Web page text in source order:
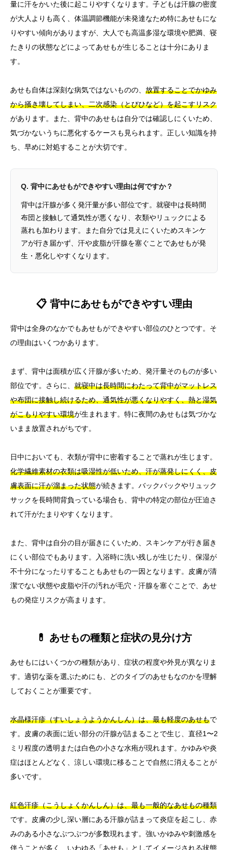
量に汗をかいた後に起こりやすくなります。子どもは汗腺の密度
が大人よりも高く、体温調節機能が未発達なため特にあせもにな
りやすい傾向がありますが、大人でも高温多湿な環境や肥満、寝
たきりの状態などによってあせもが生じることは十分にありま
す。
あせも自体は深刻な病気ではないものの、 放置することでかゆみ
から掻き壊してしまい、二次感染（とびひなど）を起こすリスク
があります。また、背中のあせもは自分では確認しにくいため、
気づかないうちに悪化するケースも見られます。正しい知識を持
ち、早めに対処することが大切です。
Q. 背中にあせもができやすい理由は何ですか？
背中は汗腺が多く発汗量が多い部位です。就寝中は長時間
布団と接触して通気性が悪くなり、衣類やリュックによる
蒸れも加わります。また自分では見えにくいためスキンケ
アが行き届かず、汗や皮脂が汗腺を塞ぐことであせもが発
生・悪化しやすくなります。
📋 背中にあせもができやすい理由
背中は全身のなかでもあせもができやすい部位のひとつです。そ
の理由はいくつかあります。
まず、背中は面積が広く汗腺が多いため、発汗量そのものが多い
部位です。さらに、 就寝中は長時間にわたって背中がマットレス
や布団に接触し続けるため、通気性が悪くなりやすく、熱と湿気
がこもりやすい環境が生まれます。特に夜間のあせもは気づかな
いまま放置されがちです。
日中においても、衣類が背中に密着することで蒸れが生じます。
化学繊維素材の衣類は吸湿性が低いため、汗が蒸発しにくく、皮
膚表面に汗が溜まった状態が続きます。バックパックやリュック
サックを長時間背負っている場合も、背中の特定の部位が圧迫さ
れて汗がたまりやすくなります。
また、背中は自分の目が届きにくいため、スキンケアが行き届き
にくい部位でもあります。入浴時に洗い残しが生じたり、保湿が
不十分になったりすることもあせもの一因となります。皮膚が清
潔でない状態や皮脂や汗の汚れが毛穴・汗腺を塞ぐことで、あせ
もの発症リスクが高まります。
💊 あせもの種類と症状の見分け方
あせもにはいくつかの種類があり、症状の程度や外見が異なりま
す。適切な薬を選ぶためにも、どのタイプのあせもなのかを理解
しておくことが重要です。
水晶様汗疹（すいしょうようかんしん）は、最も軽度のあせもで
す。皮膚の表面に近い部分の汗腺が詰まることで生じ、直径1〜2
ミリ程度の透明または白色の小さな水疱が現れます。かゆみや炎
症はほとんどなく、涼しい環境に移ることで自然に消えることが
多いです。
紅色汗疹（こうしょくかんしん）は、最も一般的なあせもの種類
です。皮膚の少し深い層にある汗腺が詰まって炎症を起こし、赤
みのある小さなぶつぶつが多数現れます。強いかゆみや刺激感を
伴うことが多く、いわゆる「あせも」としてイメージされる状態